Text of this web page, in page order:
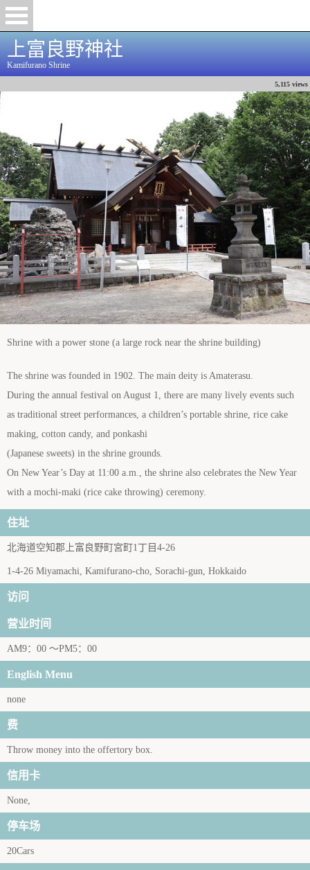
上富良野神社
Kamifurano Shrine
5,115 views
Shrine with a power stone (a large rock near the shrine building)
The shrine was founded in 1902. The main deity is Amaterasu.
During the annual festival on August 1, there are many lively events such
as traditional street performances, a children’s portable shrine, rice cake
making, cotton candy, and ponkashi
(Japanese sweets) in the shrine grounds.
On New Year’s Day at 11:00 a.m., the shrine also celebrates the New Year
with a mochi-maki (rice cake throwing) ceremony.
住址
北海道空知郡上富良野町宮町1丁目4-26
1-4-26 Miyamachi, Kamifurano-cho, Sorachi-gun, Hokkaido
访问
营业时间
AM9：00 ～PM5：00
English Menu
none
费
Throw money into the offertory box.
信用卡
None,
停车场
20Cars